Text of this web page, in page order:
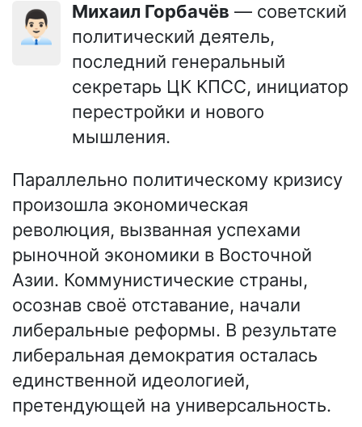
👨🏻‍💼 Михаил Горбачёв — советский
политический деятель,
последний генеральный
секретарь ЦК КПСС, инициатор
перестройки и нового
мышления.
Параллельно политическому кризису
произошла экономическая
революция, вызванная успехами
рыночной экономики в Восточной
Азии. Коммунистические страны,
осознав своё отставание, начали
либеральные реформы. В результате
либеральная демократия осталась
единственной идеологией,
претендующей на универсальность.